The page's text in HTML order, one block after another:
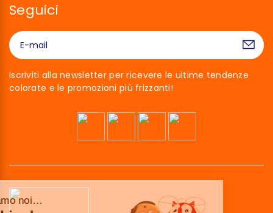
Seguici
Iscriviti alla newsletter per ricevere le ultime tendenze
colorate e le promozioni più frizzanti!
Ciao siamo noi…